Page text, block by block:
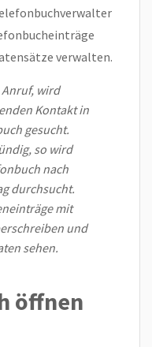
verwalten.
wird
Kontakt in
gesucht.
so wird
nach
durchsucht.
mit
und
sehen.
öffnen